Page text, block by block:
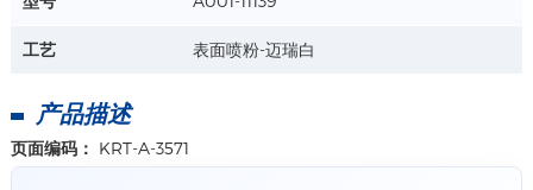
工艺 表面喷粉-迈瑞白
产品描述
页面编码： KRT-A-3571